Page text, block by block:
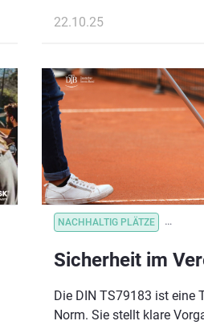
Engagement mit dem
22.10.25
NACHHALTIG PLÄTZE
Die DIN TS79183 ist eine
Norm. Sie stellt klare